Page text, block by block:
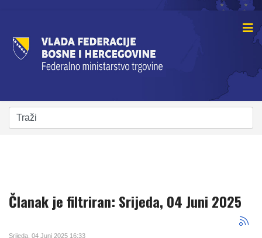
Članak je filtriran: Srijeda, 04 Juni 2025
Srijeda, 04 Juni 2025 16:33